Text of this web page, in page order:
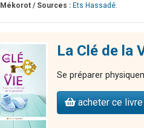
Mékorot / Sources : Ets Hassadé
La Clé de la
Se préparer
acheter ce livre